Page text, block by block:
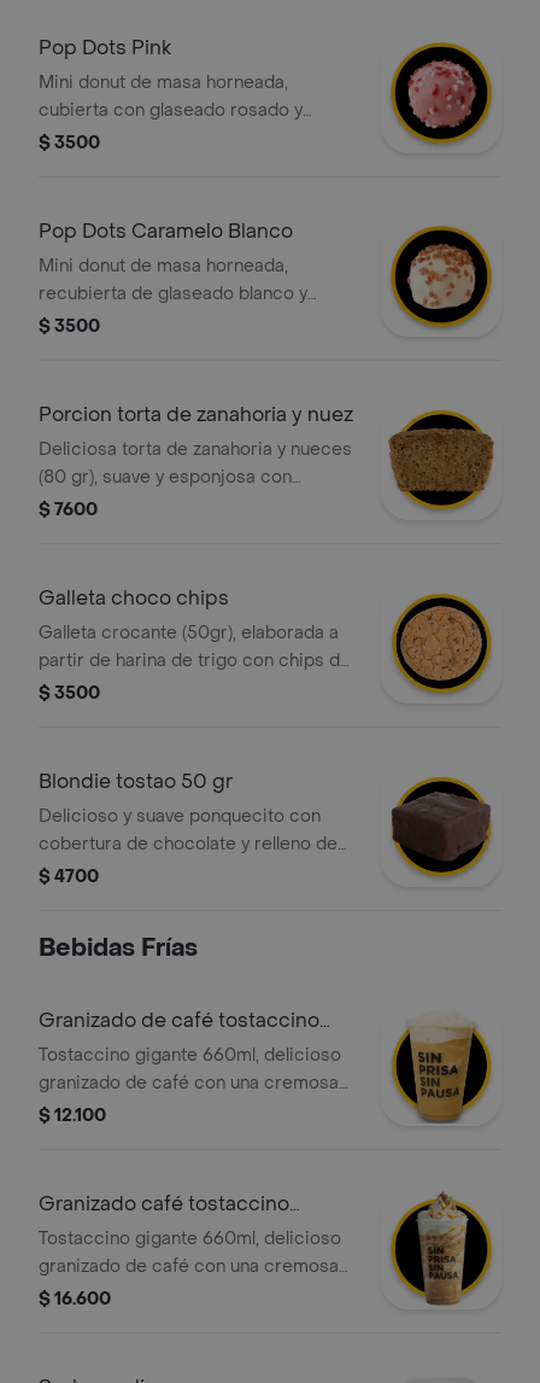
día.
Pop Dots Pink
Mini donut de masa horneada,
cubierta con glaseado rosado y
decoradas con grageas blancas y
$ 3500
Pop Dots Caramelo Blanco
Mini donut de masa horneada,
recubierta de glaseado blanco y
decorada con trocitos de caramelo
$ 3500
Porcion torta de zanahoria y nuez
Deliciosa torta de zanahoria y nueces
(80 gr), suave y esponjosa con
pequeños trozos de zanahoria en su
$ 7600
Galleta choco chips
Galleta crocante (50gr), elaborada a
partir de harina de trigo con chips de
chocolate.
$ 3500
Blondie tostao 50 gr
Delicioso y suave ponquecito con
cobertura de chocolate y relleno de
vainilla con chips
$ 4700
Bebidas Frías
Granizado de café tostaccino
gigante
Tostaccino gigante 660ml, delicioso
granizado de café con una cremosa
mezcla de café 100 porciento
elección.
$ 12.100
Granizado café tostaccino
gigante full
Tostaccino gigante 660ml, delicioso
granizado de café con una cremosa
mezcla de café 100 porciento
$ 16.600